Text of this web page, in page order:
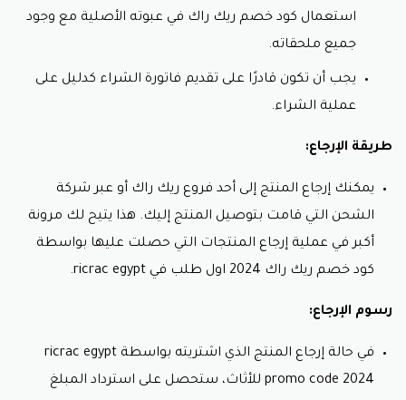
استعمال كود خصم ريك راك في عبوته الأصلية مع وجود
جميع ملحقاته.
يجب أن تكون قادرًا على تقديم فاتورة الشراء كدليل على
عملية الشراء.
طريقة الإرجاع:
يمكنك إرجاع المنتج إلى أحد فروع ريك راك أو عبر شركة
الشحن التي قامت بتوصيل المنتج إليك. هذا يتيح لك مرونة
أكبر في عملية إرجاع المنتجات التي حصلت عليها بواسطة
كود خصم ريك راك 2024 اول طلب في ricrac egypt .
رسوم الإرجاع:
في حالة إرجاع المنتج الذي اشتريته بواسطة ricrac egypt
promo code 2024 للأثاث
، ستحصل على استرداد المبلغ